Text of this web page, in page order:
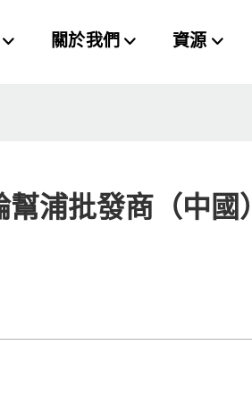
關於我們 資源
浦批發商（中國）